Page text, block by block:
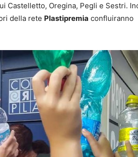
Castelletto, Oregina, Pegli e Sestri.
della rete Plastipremia confluiranno